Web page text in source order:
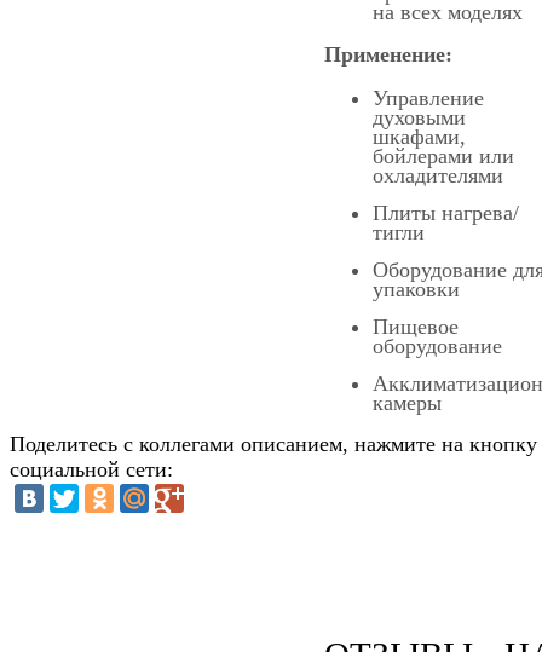
на всех моделях
Применение:
Управление
духовыми
шкафами,
бойлерами или
охладителями
Плиты нагрева/
тигли
Оборудование
упаковки
Пищевое
оборудование
камеры
Поделитесь с коллегами описанием, нажмите на кнопку
социальной сети: